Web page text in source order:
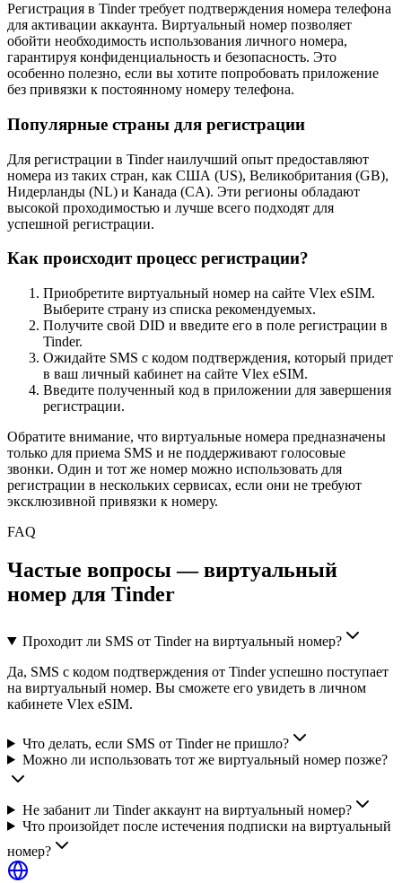
Регистрация в Tinder требует подтверждения номера телефона
для активации аккаунта. Виртуальный номер позволяет
обойти необходимость использования личного номера,
гарантируя конфиденциальность и безопасность. Это
особенно полезно, если вы хотите попробовать приложение
без привязки к постоянному номеру телефона.
Популярные страны для регистрации
Для регистрации в Tinder наилучший опыт предоставляют
номера из таких стран, как США (US), Великобритания (GB),
Нидерланды (NL) и Канада (CA). Эти регионы обладают
высокой проходимостью и лучше всего подходят для
успешной регистрации.
Как происходит процесс регистрации?
Приобретите виртуальный номер на сайте Vlex eSIM.
Выберите страну из списка рекомендуемых.
Получите свой DID и введите его в поле регистрации в
Tinder.
Ожидайте SMS с кодом подтверждения, который придет
в ваш личный кабинет на сайте Vlex eSIM.
Введите полученный код в приложении для завершения
регистрации.
Обратите внимание, что виртуальные номера предназначены
только для приема SMS и не поддерживают голосовые
звонки. Один и тот же номер можно использовать для
регистрации в нескольких сервисах, если они не требуют
эксклюзивной привязки к номеру.
FAQ
Частые вопросы — виртуальный
номер для Tinder
Проходит ли SMS от Tinder на виртуальный номер?
Да, SMS с кодом подтверждения от Tinder успешно поступает
на виртуальный номер. Вы сможете его увидеть в личном
кабинете Vlex eSIM.
Что делать, если SMS от Tinder не пришло?
Можно ли использовать тот же виртуальный номер позже?
Не забанит ли Tinder аккаунт на виртуальный номер?
Что произойдет после истечения подписки на виртуальный
номер?